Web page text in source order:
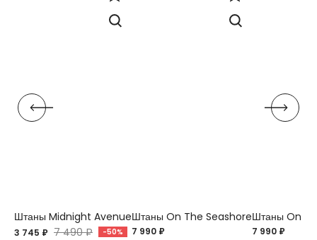
Штаны Midnight Avenue
3 745 ₽ 7 490 ₽ -50%
Штаны On The Seashore
7 990 ₽
Штаны On
7 990 ₽